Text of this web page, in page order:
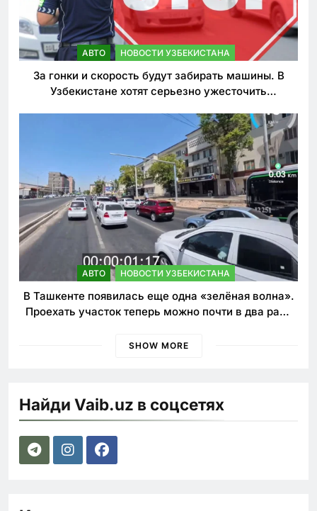
АВТО НОВОСТИ УЗБЕКИСТАНА
За гонки и скорость будут забирать машины. В
Узбекистане хотят серьезно ужесточить
АВТО НОВОСТИ УЗБЕКИСТАНА
В Ташкенте появилась еще одна «зелёная волна».
Проехать участок теперь можно почти в два раза
SHOW MORE
Найди Vaib.uz в соцсетях